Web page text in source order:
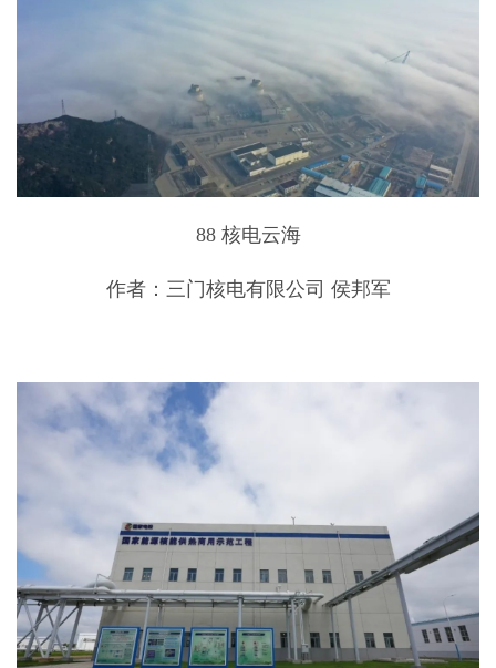
88 核电云海
作者：三门核电有限公司 侯邦军